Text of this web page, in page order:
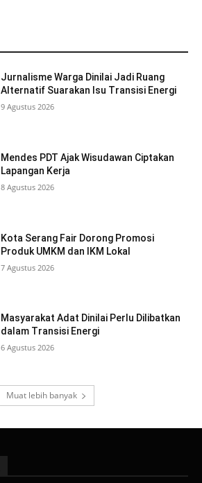
Jurnalisme Warga Dinilai Jadi Ruang
Alternatif Suarakan Isu Transisi Energi
9 Agustus 2026
Mendes PDT Ajak Wisudawan Ciptakan
Lapangan Kerja
8 Agustus 2026
Kota Serang Fair Dorong Promosi
Produk UMKM dan IKM Lokal
7 Agustus 2026
Masyarakat Adat Dinilai Perlu Dilibatkan
dalam Transisi Energi
6 Agustus 2026
Muat lebih banyak